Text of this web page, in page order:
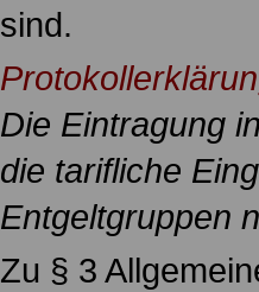
sind.
Die Eintragung
die tarifliche
Entgeltgruppen
Zu § 3